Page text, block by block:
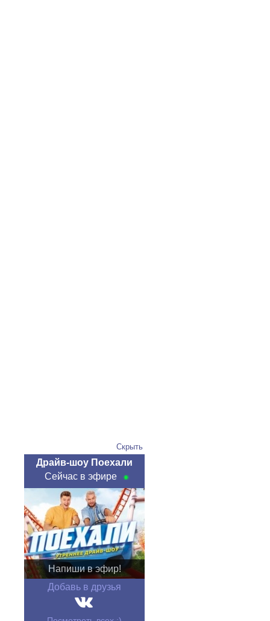
Скрыть
Драйв-шоу Поехали
Сейчас в эфире
Напиши в эфир!
Добавь в друзья